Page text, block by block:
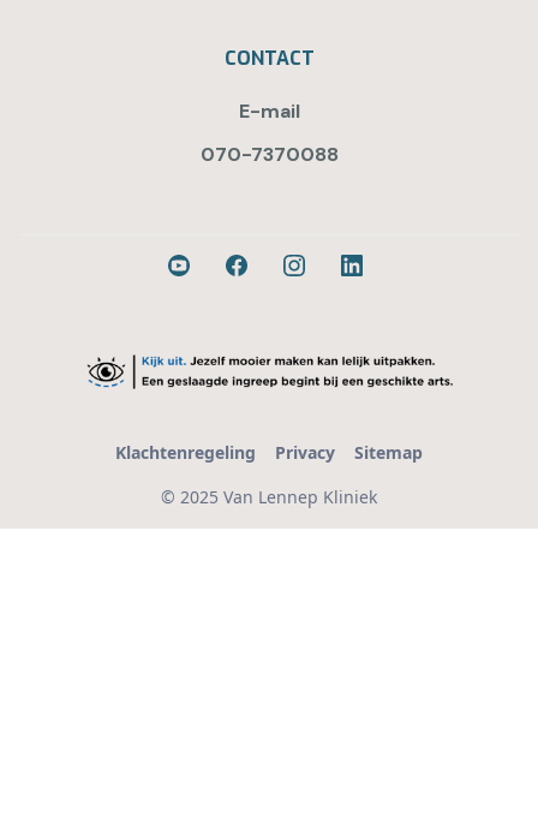
CONTACT
E-mail
070-7370088
© 2025 Van Lennep Kliniek
Klachtenregeling Privacy Sitemap